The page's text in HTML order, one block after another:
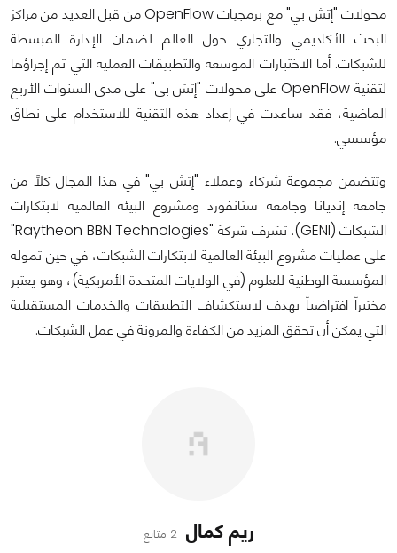
محولات "إتش بي" مع برمجيات OpenFlow من قبل العديد من مراكز
البحث الأكاديمي والتجاري حول العالم لضمان الإدارة المبسطة
للشبكات. أما الاختبارات الموسعة والتطبيقات العملية التي تم إجراؤها
لتقنية OpenFlow على محولات "إتش بي" على مدى السنوات الأربع
الماضية، فقد ساعدت في إعداد هذه التقنية للاستخدام على نطاق
مؤسسي.
وتتضمن مجموعة شركاء وعملاء "إتش بي" في هذا المجال كلاً من
جامعة إنديانا وجامعة ستانفورد ومشروع البيئة العالمية لابتكارات
الشبكات (GENI). تشرف شركة "Raytheon BBN Technologies"
على عمليات مشروع البيئة العالمية لابتكارات الشبكات، في حين تموله
المؤسسة الوطنية للعلوم (في الولايات المتحدة الأمريكية)، وهو يعتبر
مختبراً افتراضياً يهدف لاستكشاف التطبيقات والخدمات المستقبلية
التي يمكن أن تحقق المزيد من الكفاءة والمرونة في عمل الشبكات.
ريم كمال 2 متابع